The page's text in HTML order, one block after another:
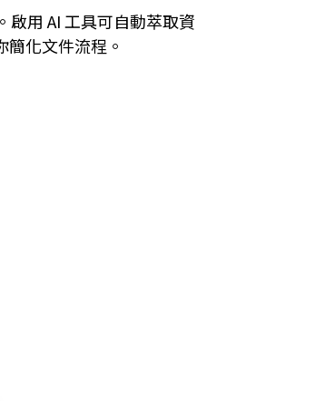
用 AI 工具可自動萃取資
化文件流程。